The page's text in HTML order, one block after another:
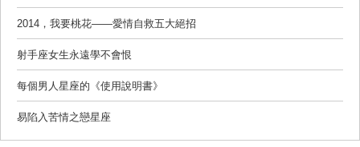
2014，我要桃花——愛情自救五大絕招
射手座女生永遠學不會恨
每個男人星座的《使用說明書》
易陷入苦情之戀星座